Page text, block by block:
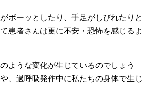
ボーッとしたり、手足がしびれたりと
患者さんは更に不安・恐怖を感じるよ
ような変化が生じているのでしょう
、過呼吸発作中に私たちの身体で生じ